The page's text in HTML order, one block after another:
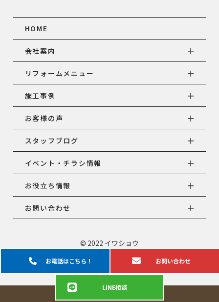
お電話はこちら！ お問い合わせ
LINE相談
HOME
会社案内
リフォームメニュー
施工事例
お客様の声
スタッフブログ
イベント・チラシ情報
お役立ち情報
お問い合わせ
© 2022 イワショウ